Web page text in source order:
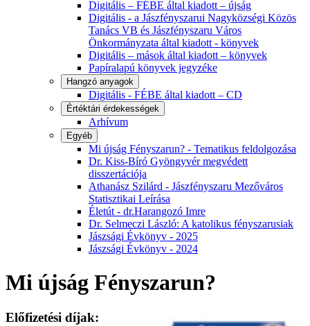
Digitális – FÉBE által kiadott – újság
Digitális - a Jászfényszarui Nagyközségi Közös
Tanács VB és Jászfényszaru Város
Önkormányzata által kiadott - könyvek
Digitális – mások által kiadott – könyvek
Papíralapú könyvek jegyzéke
Hangzó anyagok
Digitális - FÉBE által kiadott – CD
Értéktári érdekességek
Arhívum
Egyéb
Mi újság Fényszarun? - Tematikus feldolgozása
Dr. Kiss-Bíró Gyöngyvér megvédett
disszertációja
Athanász Szilárd - Jászfényszaru Mezőváros
Statisztikai Leírása
Életút - dr.Harangozó Imre
Dr. Selmeczi László: A katolikus fényszarusiak
Jászsági Évkönyv - 2025
Jászsági Évkönyv - 2024
Mi újság Fényszarun?
Előfizetési díjak: